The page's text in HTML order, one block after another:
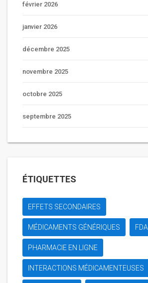
février 2026
janvier 2026
décembre 2025
novembre 2025
octobre 2025
septembre 2025
ÉTIQUETTES
EFFETS SECONDAIRES
MÉDICAMENTS GÉNÉRIQUES FDA
PHARMACIE EN LIGNE
INTERACTIONS MÉDICAMENTEUSES